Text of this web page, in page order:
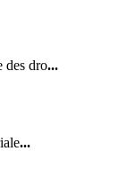
des dro...
...